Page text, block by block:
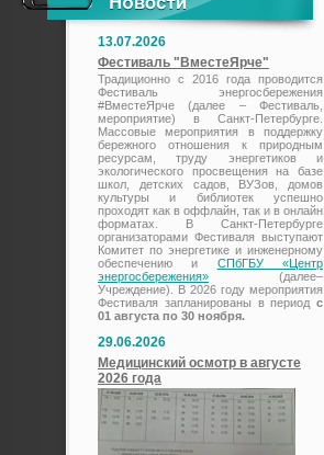
13.07.2026
Фестиваль "ВместеЯрче"
Традиционно с 2016 года проводится
Фестиваль энергосбережения
#ВместеЯрче (далее – Фестиваль,
мероприятие) в Санкт-Петербурге.
Массовые мероприятия в поддержку
бережного отношения к природным
ресурсам, труду энергетиков и
экологического просвещения на базе
школ, детских садов, ВУЗов, домов
культуры и библиотек успешно
проходят как в оффлайн, так и в онлайн
форматах. В Санкт-Петербурге
организаторами Фестиваля выступают
Комитет по энергетике и инженерному
обеспечению и СПбГБУ «Центр
энергосбережения» (далее–
Учреждение). В 2026 году мероприятия
Фестиваля запланированы в период с
01 августа по 30 ноября.
29.06.2026
Медицинский осмотр в августе
2026 года